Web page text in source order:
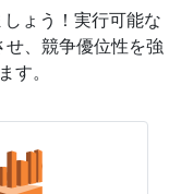
ょう！実行可能な
、競争優位性を強
す。